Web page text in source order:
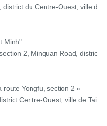
district du Centre-Ouest, ville d
Minh"
2, Minquan Road, distric
route Yongfu, section 2 »
Centre-Ouest, ville de Tai